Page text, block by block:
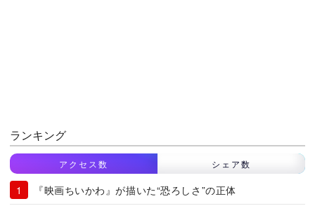
ランキング
アクセス数 シェア数
『映画ちいかわ』が描いた“恐ろしさ”の正体